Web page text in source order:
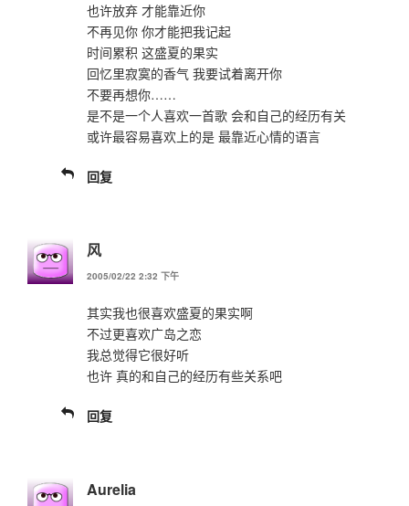
也许放弃 才能靠近你
不再见你 你才能把我记起
时间累积 这盛夏的果实
回忆里寂寞的香气 我要试着离开你
不要再想你……
是不是一个人喜欢一首歌 会和自己的经历有关
或许最容易喜欢上的是 最靠近心情的语言
回复
风
2005/02/22 2:32 下午
其实我也很喜欢盛夏的果实啊
不过更喜欢广岛之恋
我总觉得它很好听
也许 真的和自己的经历有些关系吧
回复
Aurelia